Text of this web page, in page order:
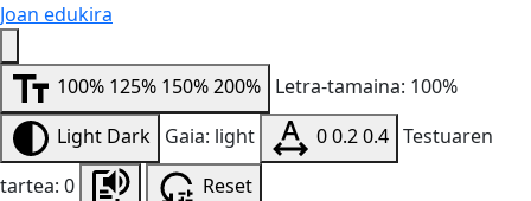
Joan edukira
100% 125% 150%200% Letra-tamaina: 100%
Light Dark Gaia: light 00.20.4 Testuaren
tartea: 0
Reset